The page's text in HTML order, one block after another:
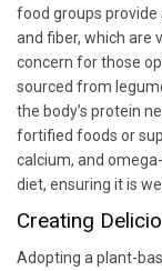
food groups
and fiber, which are
concern for those
sourced from
the body’s protein
fortified foods or
calcium, and
diet, ensuring it is
Creating
Adopting a plant-